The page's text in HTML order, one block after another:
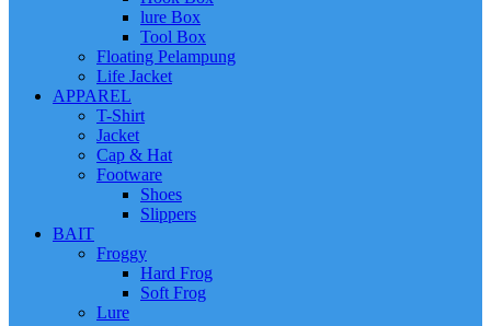
lure Box
Tool Box
Floating Pelampung
Life Jacket
APPAREL
T-Shirt
Jacket
Cap & Hat
Footware
Shoes
Slippers
BAIT
Froggy
Hard Frog
Soft Frog
Lure